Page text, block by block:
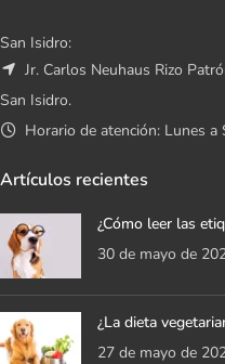
San Isidro:
Jr. Carlos Neuhaus Rizo
San Isidro.
Horario de atención: Lunes
Artículos recientes
¿Cómo leer las
30 de mayo de
¿La dieta
27 de mayo de